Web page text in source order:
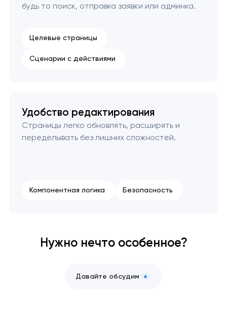
будь то поиск, отправка заявки или админка.
Целевые страницы
Сценарии с действиями
Удобство редактирования
Страницы легко обновлять, расширять и
переделывать без лишних сложностей.
Компонентная логика Безопасность
Нужно нечто особенное?
Давайте обсудим